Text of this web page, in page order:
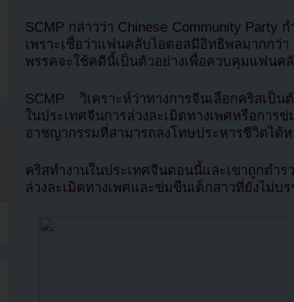
SCMP กล่าวว่า Chinese Community Party
เพราะเชื่อว่าแฟนคลับไอดอลมีอิทธิพลมากกว่
พรรคจะใช้คดีนี้เป็นตัวอย่างเพื่อควบคุมแฟนค
SCMP วิเคราะห์ว่าทางการจีนเลือกคริสเป็น
ในประเทศจีนการล่วงละเมิดทางเพศหรือการ
อาชญากรรมที่สามารถลงโทษประหารชีวิตได้
คริสทำงานในประเทศจีนตอนนี้และเขาถูกตำร
ล่วงละเมิดทางเพศและข่มขืนเด็กสาวที่ยังไม่บ